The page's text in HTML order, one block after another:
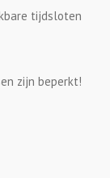
tijdsloten
zijn beperkt!